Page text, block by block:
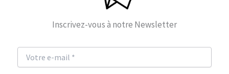
Inscrivez-vous à notre Newsletter